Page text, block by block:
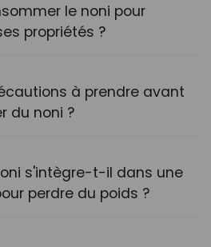
le noni pour
propriétés ?
à prendre avant
du noni ?
s'intègre-t-il dans une
perdre du poids ?